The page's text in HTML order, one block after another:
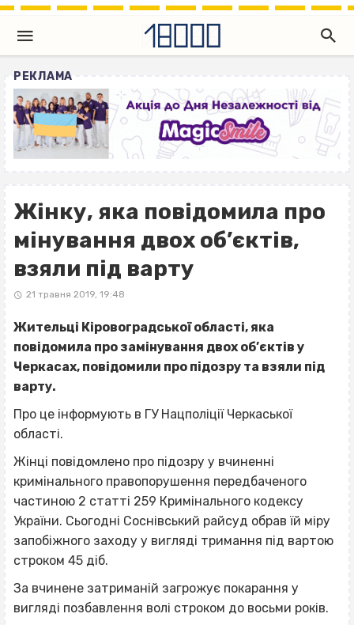
РЕКЛАМА
Жінку, яка повідомила про
мінування двох об’єктів,
взяли під варту
21 травня 2019, 19:48
Жительці Кіровоградської області, яка
повідомила про замінування двох об’єктів у
Черкасах, повідомили про підозру та взяли під
варту.
Про це інформують в ГУ Нацполіції Черкаської
області.
Жінці повідомлено про підозру у вчиненні
кримінального правопорушення передбаченого
частиною 2 статті 259 Кримінального кодексу
України. Сьогодні Соснівський райсуд обрав їй міру
запобіжного заходу у вигляді тримання під вартою
строком 45 діб.
За вчинене затриманій загрожує покарання у
вигляді позбавлення волі строком до восьми років.